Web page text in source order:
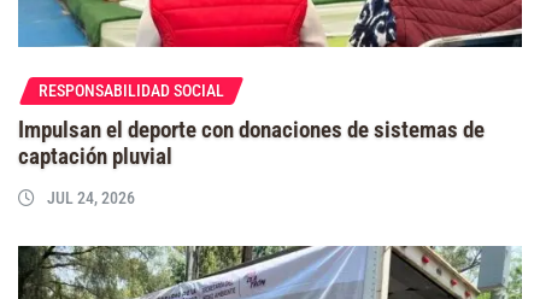
RESPONSABILIDAD SOCIAL
Impulsan el deporte con donaciones de sistemas de
captación pluvial
JUL 24, 2026